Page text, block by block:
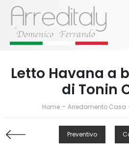
Letto Havana a
di Tonin
Home - Arredamento Casa
Preventivo